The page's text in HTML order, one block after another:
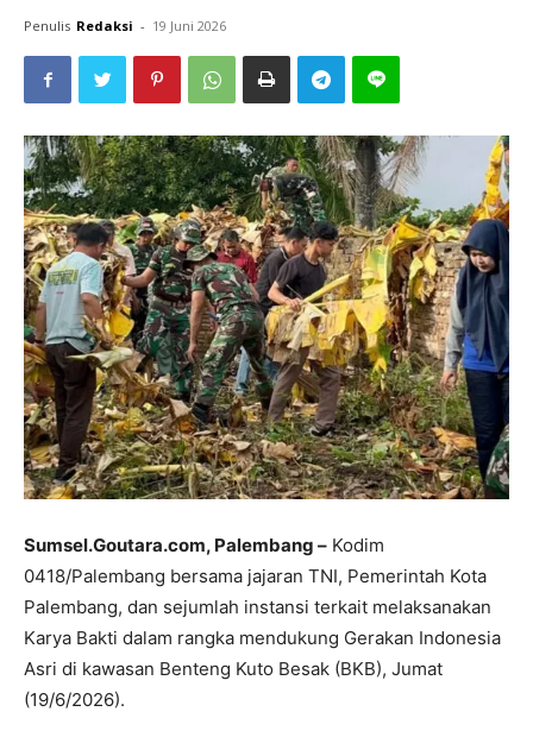
Penulis Redaksi - 19 Juni 2026
Sumsel.Goutara.com, Palembang – Kodim
0418/Palembang bersama jajaran TNI, Pemerintah Kota
Palembang, dan sejumlah instansi terkait melaksanakan
Karya Bakti dalam rangka mendukung Gerakan Indonesia
Asri di kawasan Benteng Kuto Besak (BKB), Jumat
(19/6/2026).